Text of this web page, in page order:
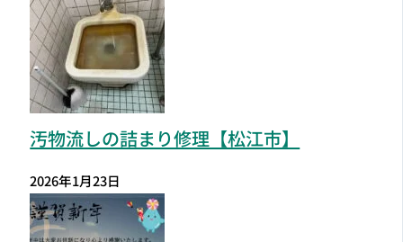
汚物流しの詰まり修理【松江市】
2026年1月23日